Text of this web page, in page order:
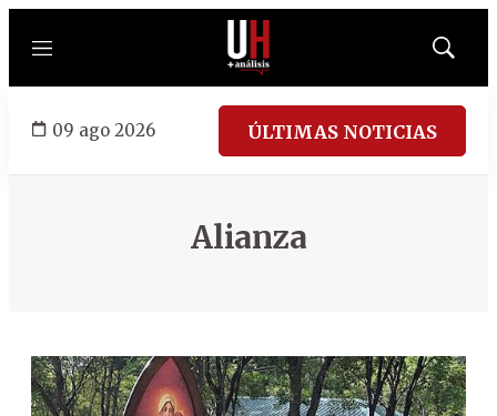
Menú
Mostrar
09 ago 2026 ÚLTIMAS NOTICIAS
Alianza